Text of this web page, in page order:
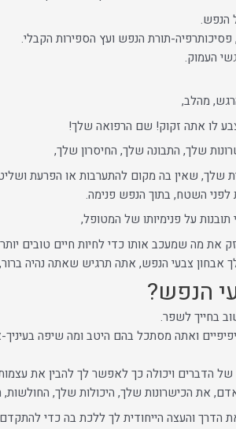
הנפש.
, פסיכותרפיה-תורת הנפש ועץ הספירות הקבלי.
העמוק.
מהלב,
לו אתה זקוק! שם הרפואה שלך!
שלך, התבונה שלך, החיסרון שלך,
שלך, שאין בה מקום להתערבות או הפרעת
השטח, בתוך הנפש פנימה.
על פנימיותו של המטופל,
את מה שמעכב אותו כדי לחיות חיים טובים
אבחון צבעי הנפש, אתה תרגיש שאתה נהיה
הנפש?
בחייך לשפר.
ואתה מסתכל בהם היטב ומה שיפה
הדברים ויכולה כך לאפשר לך להבין את
הכישרונות שלך, היכולות שלך, החולשות,
הדרך והעצה הייחודית לך ללכת בה כדי